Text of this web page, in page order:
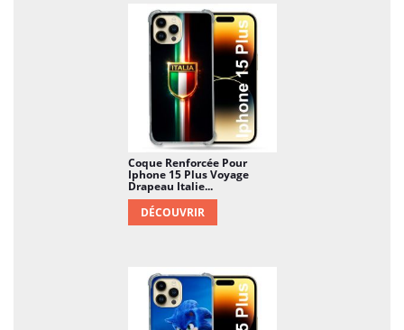
Coque Renforcée Pour
Iphone 15 Plus Voyage
Drapeau Italie...
DÉCOUVRIR